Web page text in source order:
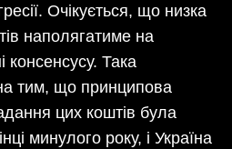
Очікується, що низка
наполягатиме на
консенсусу. Така
тим, що принципова
цих коштів була
минулого року, і Україна